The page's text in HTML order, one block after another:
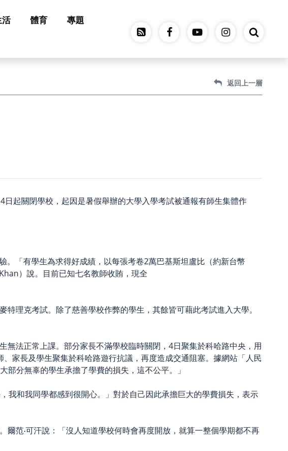
體育 專題
返回上一層
起關閉學校，起因是暑假舉辦的大學入學考試被通報有師生集體作
「有學生為求得好成績，以每張考卷2萬巴基斯坦盧比（約新台幣
）說。目前已知七名教師收賄，現全
理克考試。除了慈善學校作弊的學生，其餘皆可藉此考試進入大學。
法正常上課。部分家長不滿學校臨時關閉，4日聚集於科哈路中央，用
家長及學生聚集於科哈路遊行抗議，再度造成交通阻塞。據網站「人民
分無辜的學生承擔了學費的損失，這不公平。」
我和我同學都感到很開心。」對於自己因此承擔巨大的學費損失，表示
范‧可汗說：「沒人知道學校何時會再度開放，就算一整個學期都不再